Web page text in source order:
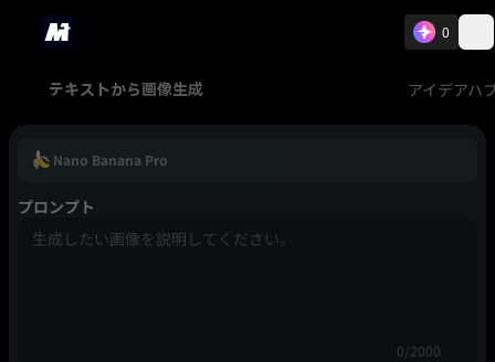
0
テキストから画像生成 アイデアハ
Nano Banana Pro
プロンプト
0/2000